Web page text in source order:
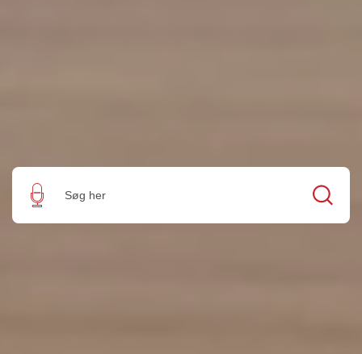
Søg her